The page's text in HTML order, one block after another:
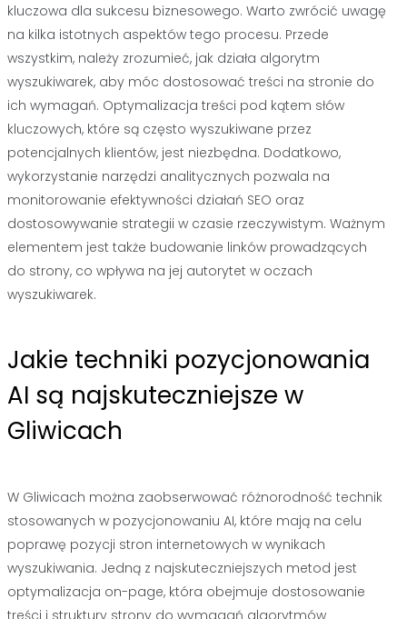
kluczowa dla sukcesu biznesowego. Warto zwrócić uwagę
na kilka istotnych aspektów tego procesu. Przede
wszystkim, należy zrozumieć, jak działa algorytm
wyszukiwarek, aby móc dostosować treści na stronie do
ich wymagań. Optymalizacja treści pod kątem słów
kluczowych, które są często wyszukiwane przez
potencjalnych klientów, jest niezbędna. Dodatkowo,
wykorzystanie narzędzi analitycznych pozwala na
monitorowanie efektywności działań SEO oraz
dostosowywanie strategii w czasie rzeczywistym. Ważnym
elementem jest także budowanie linków prowadzących
do strony, co wpływa na jej autorytet w oczach
wyszukiwarek.
Jakie techniki pozycjonowania
AI są najskuteczniejsze w
Gliwicach
W Gliwicach można zaobserwować różnorodność technik
stosowanych w pozycjonowaniu AI, które mają na celu
poprawę pozycji stron internetowych w wynikach
wyszukiwania. Jedną z najskuteczniejszych metod jest
optymalizacja on-page, która obejmuje dostosowanie
treści i struktury strony do wymagań algorytmów